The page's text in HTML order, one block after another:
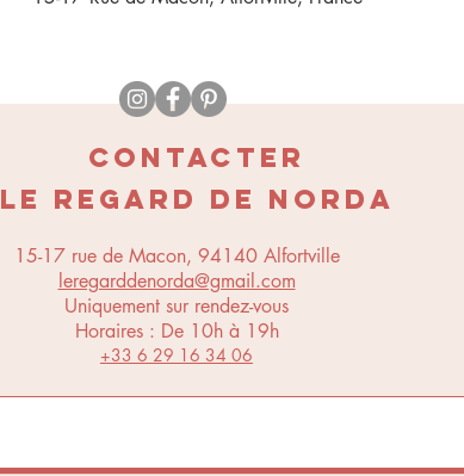
CONTACTER
LE REGARD DE NORDA
15-17 rue de Macon, 94140 Alfortville
leregarddenorda@gmail.com
Uniquement sur rendez-vous
Horaires : De 10h à 19h
+33 6 29 16 34 06